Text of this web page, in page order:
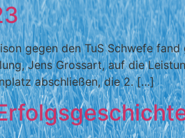
gegen den TuS Schwefe
Jens Grossart, auf die
abschließen, die 2. […]